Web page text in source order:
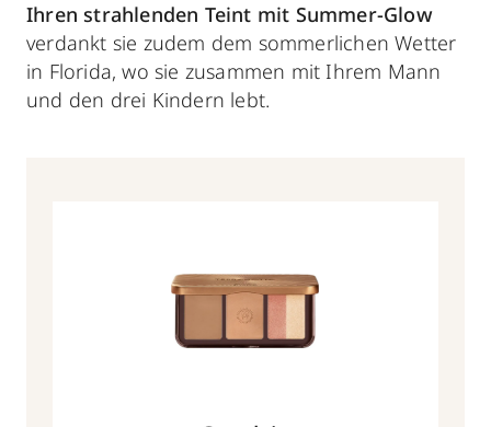
Ihren strahlenden Teint mit Summer-Glow
verdankt sie zudem dem sommerlichen Wetter
in Florida, wo sie zusammen mit Ihrem Mann
und den drei Kindern lebt.